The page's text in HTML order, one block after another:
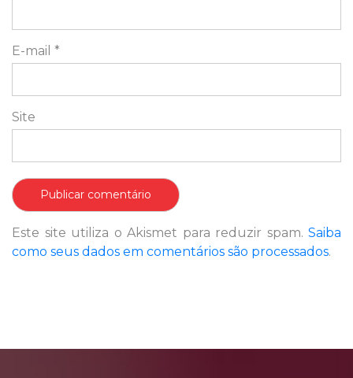
E-mail *
Site
Este site utiliza o Akismet para reduzir spam. Saiba
como seus dados em comentários são processados.